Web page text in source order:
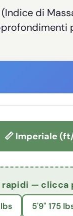
(Indice di
📏 Imperiale
rapidi — clicca
5'9" 175